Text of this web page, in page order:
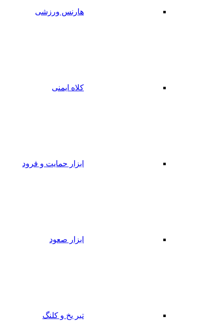
هارنس ورزشی
کلاه ایمنی
ابزار حمایت و فرود
ابزار صعود
تبر یخ و کلنگ